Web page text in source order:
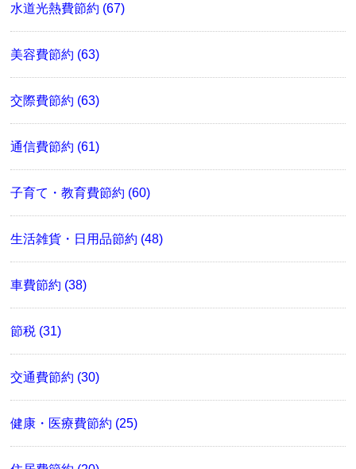
水道光熱費節約 (67)
美容費節約 (63)
交際費節約 (63)
通信費節約 (61)
子育て・教育費節約 (60)
生活雑貨・日用品節約 (48)
車費節約 (38)
節税 (31)
交通費節約 (30)
健康・医療費節約 (25)